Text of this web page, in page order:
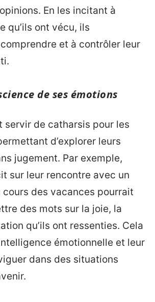
En les incitant à
qu’ils ont vécu, ils
et à contrôler leur
de ses émotions
servir de catharsis pour les
d’explorer leurs
jugement. Par exemple,
sur leur rencontre avec un
cours des vacances pourrait
des mots sur la joie, la
qu’ils ont ressenties. Cela
émotionnelle et leur
dans des situations